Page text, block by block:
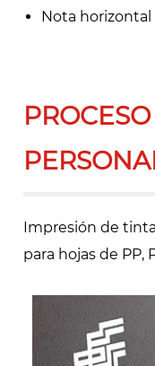
Nota horizontal
Impresión de
para hojas de PP,